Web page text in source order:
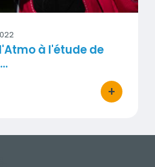
à l'étude de
+
bouton